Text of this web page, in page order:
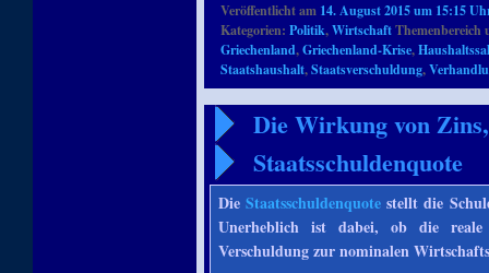
Veröffentlicht am 14. August 2015 um 15:15
Kategorien:Politik,Wirtschaft
Griechenland,Griechenland-Krise,
Staatshaushalt,Staatsverschuldung,
Die Wirkung von
Staatsschuldenquote
DieStaatsschuldenquote stellt die
Unerheblich ist dabei, ob die
Verschuldung zur nominalen